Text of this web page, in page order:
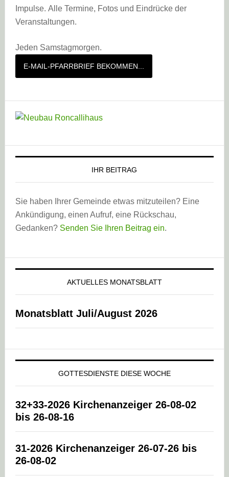
Impulse. Alle Termine, Fotos und Eindrücke der
Veranstaltungen.
Jeden Samstagmorgen.
E-MAIL-PFARRBRIEF BEKOMMEN...
IHR BEITRAG
Sie haben Ihrer Gemeinde etwas mitzuteilen? Eine
Ankündigung, einen Aufruf, eine Rückschau,
Gedanken? Senden Sie Ihren Beitrag ein.
AKTUELLES MONATSBLATT
Monatsblatt Juli/August 2026
GOTTESDIENSTE DIESE WOCHE
32+33-2026 Kirchenanzeiger 26-08-02
bis 26-08-16
31-2026 Kirchenanzeiger 26-07-26 bis
26-08-02